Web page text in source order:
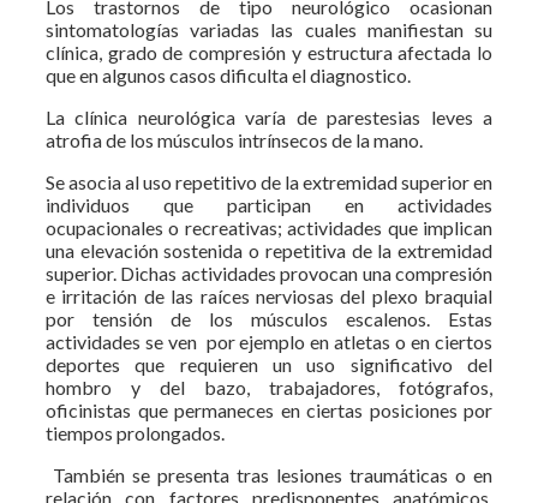
Los trastornos de tipo neurológico ocasionan
sintomatologías variadas las cuales manifiestan su
clínica, grado de compresión y estructura afectada lo
que en algunos casos dificulta el diagnostico.
La clínica neurológica varía de parestesias leves a
atrofia de los músculos intrínsecos de la mano.
Se asocia al uso repetitivo de la extremidad superior en
individuos que participan en actividades
ocupacionales o recreativas; actividades que implican
una elevación sostenida o repetitiva de la extremidad
superior. Dichas actividades provocan una compresión
e irritación de las raíces nerviosas del plexo braquial
por tensión de los músculos escalenos. Estas
actividades se ven por ejemplo en atletas o en ciertos
deportes que requieren un uso significativo del
hombro y del bazo, trabajadores, fotógrafos,
oficinistas que permaneces en ciertas posiciones por
tiempos prolongados.
También se presenta tras lesiones traumáticas o en
relación con factores predisponentes anatómicos.